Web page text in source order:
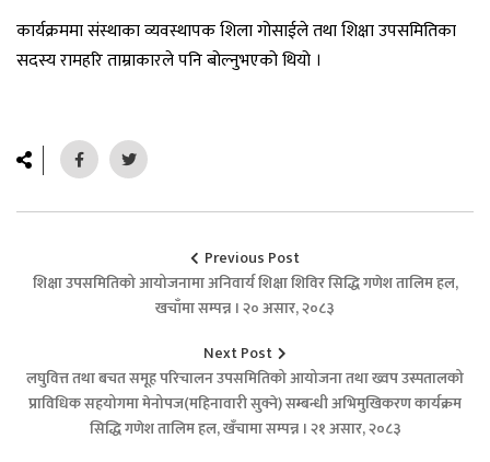
कार्यक्रममा संस्थाका व्यवस्थापक शिला गोसाईले तथा शिक्षा उपसमितिका
सदस्य रामहरि ताम्राकारले पनि बोल्नुभएको थियो ।
Previous Post
शिक्षा उपसमितिको आयोजनामा अनिवार्य शिक्षा शिविर सिद्धि गणेश तालिम हल,
खचाँमा सम्पन्न । २० असार, २०८३
Next Post
लघुवित्त तथा बचत समूह परिचालन उपसमितिको आयोजना तथा ख्वप उस्पतालको
प्राविधिक सहयोगमा मेनोपज(महिनावारी सुक्ने) सम्बन्धी अभिमुखिकरण कार्यक्रम
सिद्धि गणेश तालिम हल, खँचामा सम्पन्न । २१ असार, २०८३